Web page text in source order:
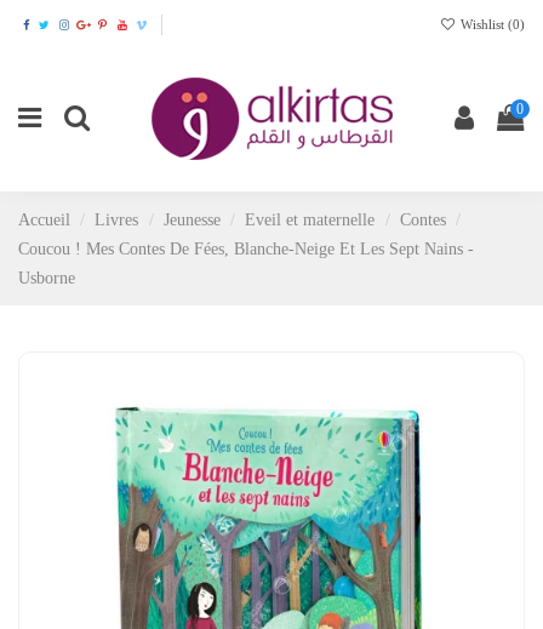
Wishlist (0)
0
Accueil Livres Jeunesse Eveil et maternelle
Contes
Coucou ! Mes Contes De Fées, Blanche-Neige Et Les Sept Nains -
Usborne